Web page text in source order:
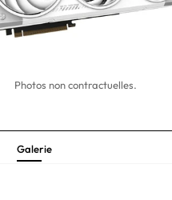
Photos non contractuelles.
Galerie